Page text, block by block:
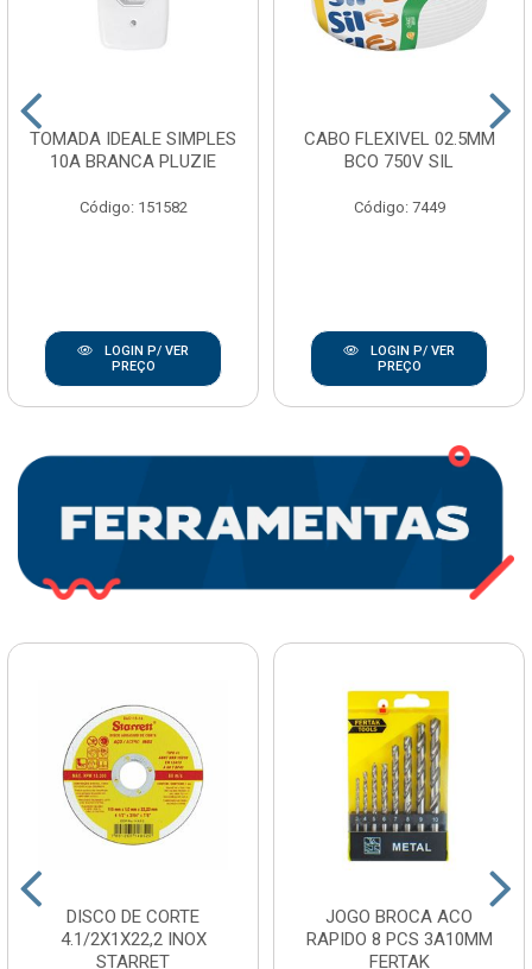
TOMADA IDEALE SIMPLES
10A BRANCA PLUZIE
Código: 151582
LOGIN P/ VER
PREÇO
CABO FLEXIVEL 02.5MM
BCO 750V SIL
Código: 7449
LOGIN P/ VER
PREÇO
DISCO DE CORTE
4.1/2X1X22,2 INOX
STARRET
JOGO BROCA ACO
RAPIDO 8 PCS 3A10MM
FERTAK